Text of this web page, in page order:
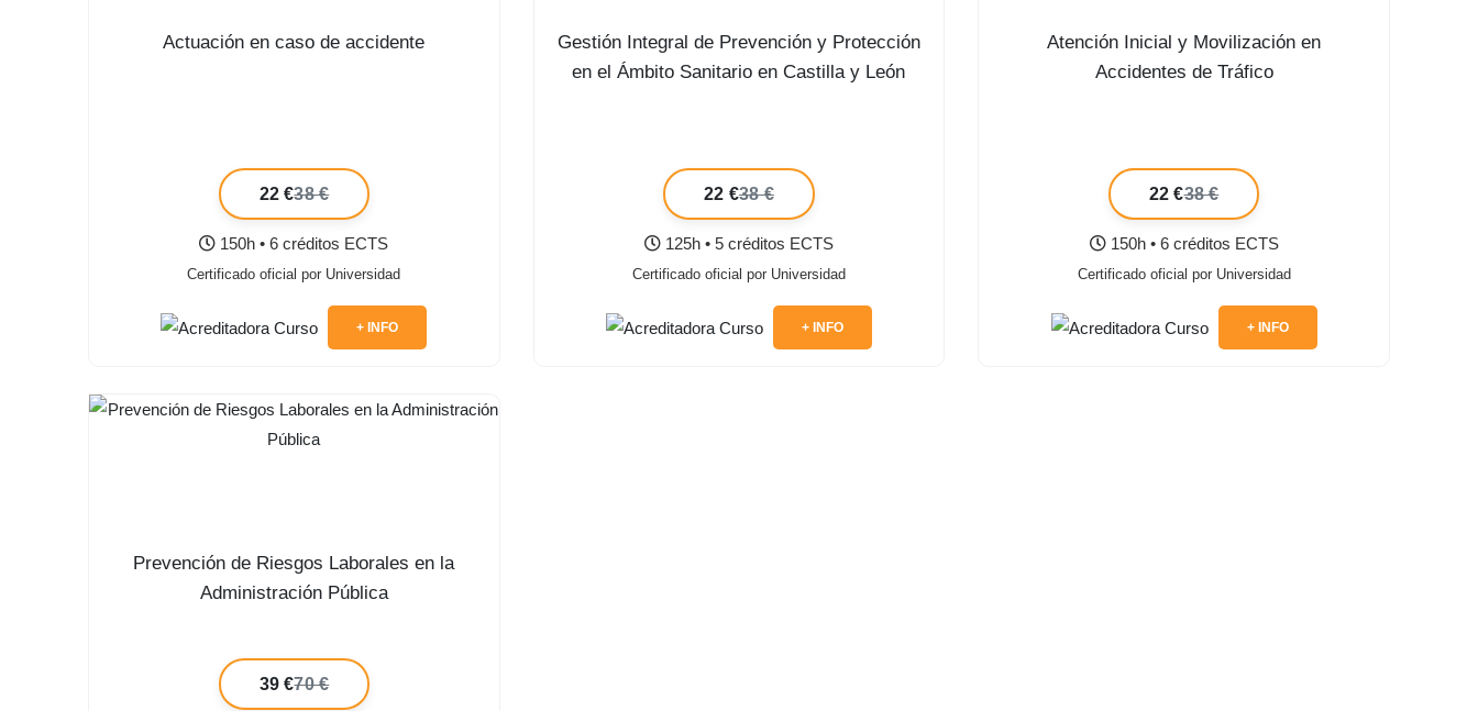
Actuación en caso de accidente
22 €38 €
150h • 6 créditos ECTS
Certificado oficial por Universidad
+ INFO
Gestión Integral de Prevención y Protección
en el Ámbito Sanitario en Castilla y León
22 €38 €
125h • 5 créditos ECTS
Certificado oficial por Universidad
+ INFO
Atención Inicial y Movilización en
Accidentes de Tráfico
22 €38 €
150h • 6 créditos ECTS
Certificado oficial por Universidad
+ INFO
Prevención de Riesgos Laborales en la
Administración Pública
39 €70 €